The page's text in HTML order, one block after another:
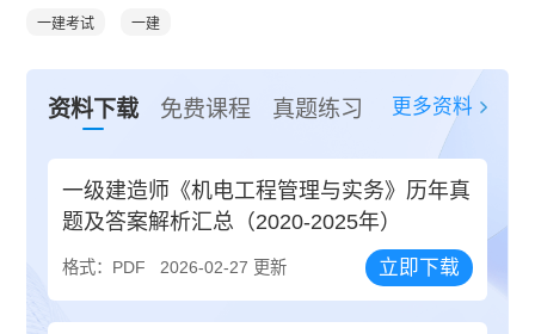
一建考试 一建
资料下载 免费课程 真题练习 更多资料
一级建造师《机电工程管理与实务》历年真
题及答案解析汇总（2020-2025年）
格式：PDF 2026-02-27 更新 立即下载